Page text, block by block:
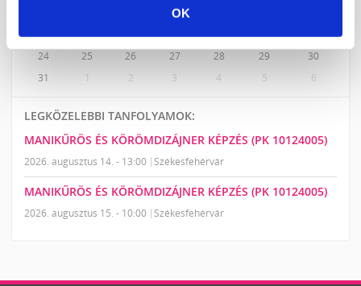
OK
13
17
18 19 20 21 22
23
24
25 26 27 28 29
30
31
1 2 3 4 5 6
LEGKÖZELEBBI TANFOLYAMOK:
MANIKŰRÖS ÉS KÖRÖMDIZÁJNER KÉPZÉS (PK 10124005)
2026. augusztus 14. - 13:00 Székesfehérvár
MANIKŰRÖS ÉS KÖRÖMDIZÁJNER KÉPZÉS (PK 10124005)
2026. augusztus 15. - 10:00 Székesfehérvár